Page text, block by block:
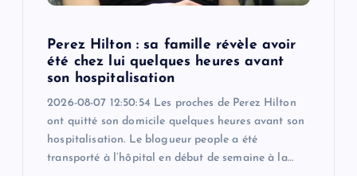
Perez Hilton : sa famille révèle avoir
été chez lui quelques heures avant
son hospitalisation
2026-08-07 12:50:54 Les proches de Perez Hilton
ont quitté son domicile quelques heures avant son
hospitalisation. Le blogueur people a été
transporté à l’hôpital en début de semaine à la…